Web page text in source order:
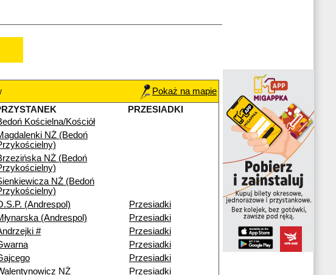
Pokaż na mapie
PRZESIADKI
Kościelna/Kościół
NŻ (Bedoń
NŻ (Bedoń
NŻ (Bedoń
(Andrespol)
Przesiadki
(Andrespol)
Przesiadki
#
Przesiadki
Przesiadki
Przesiadki
NŻ Przesiadki